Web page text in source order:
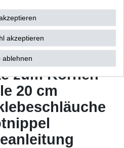
Satz
aus:
1,7 Meter
zum Körnen
20 cm
akzeptieren
ablehnen